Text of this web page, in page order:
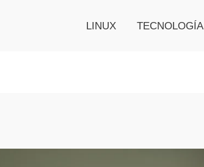
LINUX TECNOLOGÍA